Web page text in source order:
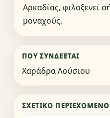
Αρκαδίας, φιλοξενεί
μοναχούς.
ΠΟΎ ΣΥΝΔΈΕΤΑΙ
Χαράδρα Λούσιου
ΣΧΕΤΙΚΌ ΠΕΡΙΕΧΌΜΕΝΟ